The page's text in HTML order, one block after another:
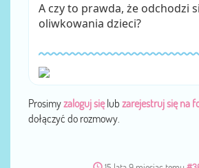
A czy to prawda, że odchodzi
oliwkowania dzieci?
Prosimyzaloguj sięlub zarejestruj się na
dołączyć do rozmowy.